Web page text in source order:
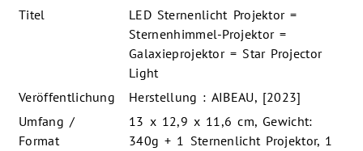
Titel
LED Sternenlicht Projektor =
Sternenhimmel-Projektor =
Galaxieprojektor = Star Projector
Light
Veröffentlichung
Herstellung : AIBEAU, [2023]
Umfang /
Format
13 x 12,9 x 11,6 cm, Gewicht:
340g + 1 Sternenlicht Projektor, 1